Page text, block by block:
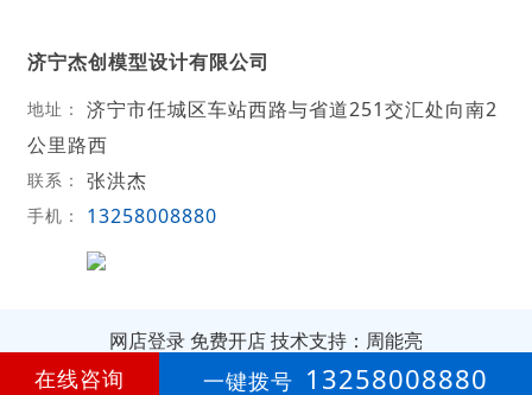
济宁杰创模型设计有限公司
地址：
济宁市任城区车站西路与省道251交汇处向南2
公里路西
联系： 张洪杰
手机： 13258008880
网店登录 免费开店技术支持：周能亮
第15年
在线咨询 一键拨号 13258008880